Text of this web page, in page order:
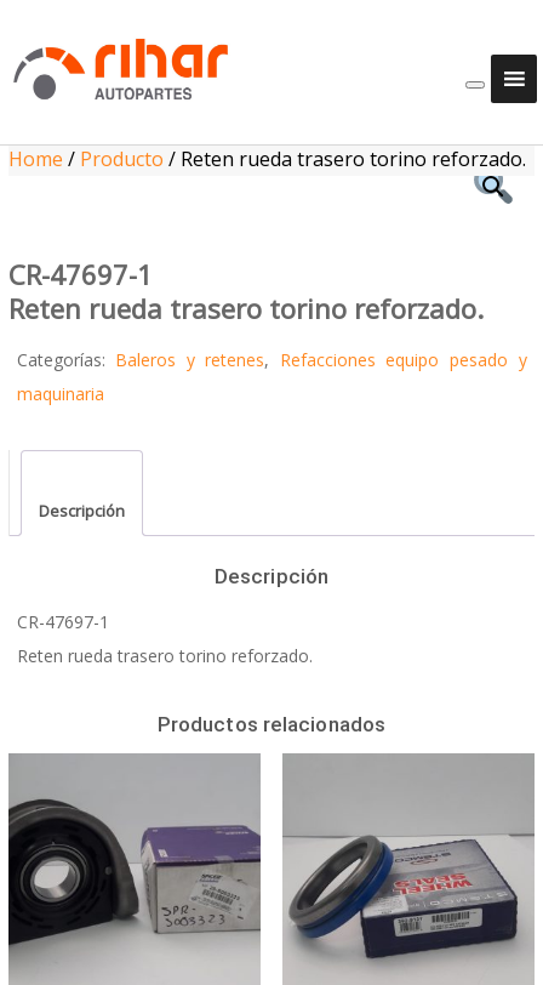
Home / Producto / Reten rueda trasero torino reforzado.
CR-47697-1
Reten rueda trasero torino reforzado.
Categorías: Baleros y retenes, Refacciones equipo pesado y
maquinaria
Descripción
Descripción
CR-47697-1
Reten rueda trasero torino reforzado.
Productos relacionados